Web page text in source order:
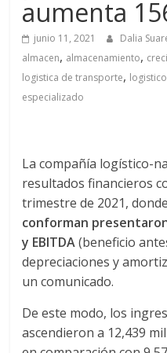
a
q
u
n
a
–
T
aumenta
junio 11, 2021 Dalia
almacen, almacenamiento,
logistica de transporte, logistico
especializado
La compañía logístico-
resultados financieros
trimestre de 2021, donde
conforman
y EBITDA(beneficio
depreciaciones y
un comunicado.
De este modo, los
ascendieron a 12,439